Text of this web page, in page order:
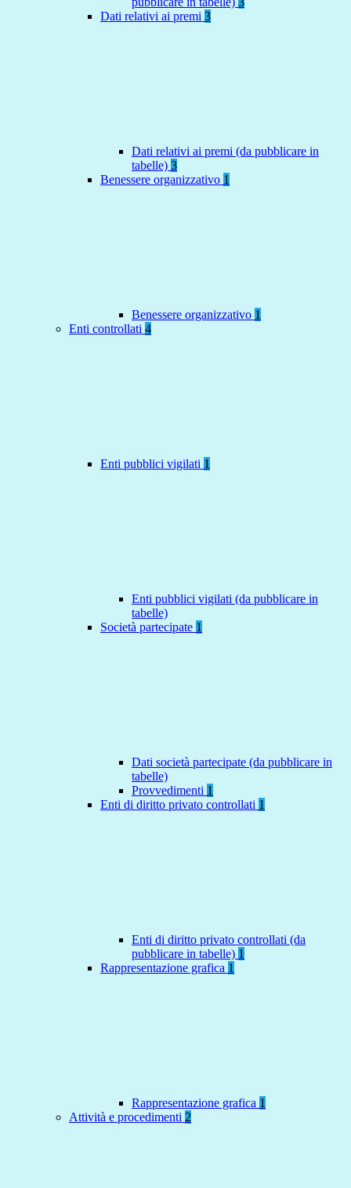
Dati relativi ai premi 3
Dati relativi ai premi (da pubblicare in
tabelle) 3
Benessere organizzativo 1
Benessere organizzativo 1
Enti controllati 4
Enti pubblici vigilati 1
Enti pubblici vigilati (da pubblicare in
tabelle)
Società partecipate 1
Dati società partecipate (da pubblicare in
tabelle)
Provvedimenti 1
Enti di diritto privato controllati 1
Enti di diritto privato controllati (da
pubblicare in tabelle) 1
Rappresentazione grafica 1
Rappresentazione grafica 1
Attività e procedimenti 2